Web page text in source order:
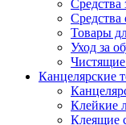
Средства
Товары
Уход за
Канцелярские
Клейкие
Клеящие